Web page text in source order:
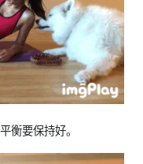
衡要保持好。